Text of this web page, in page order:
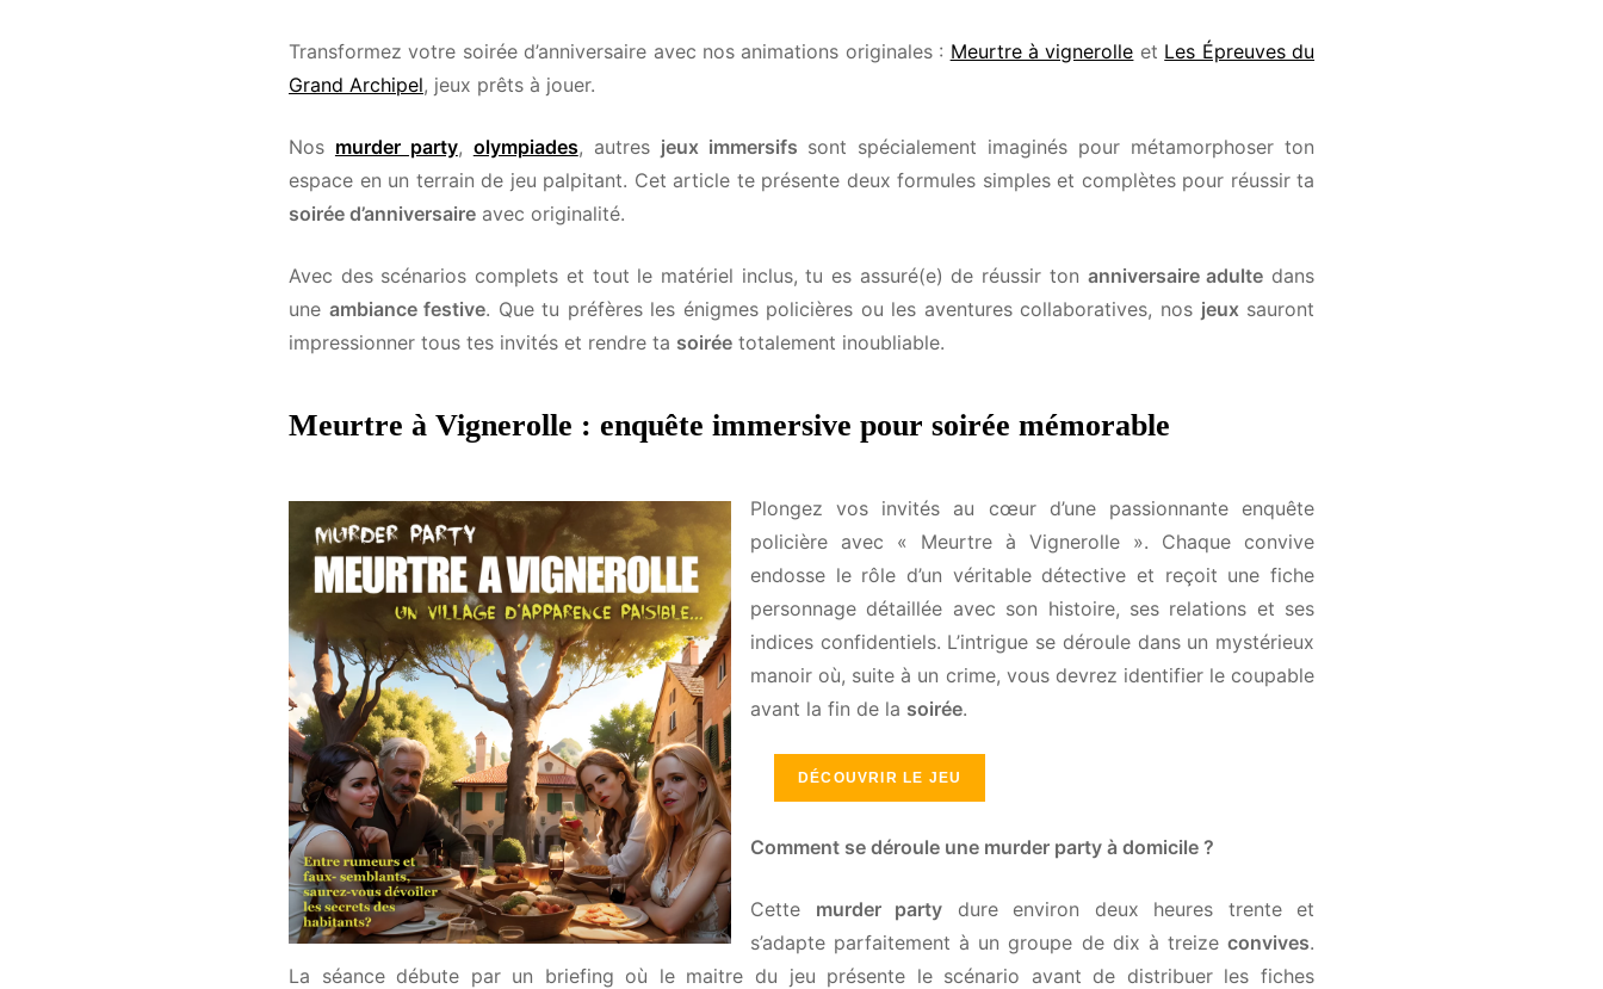
Transformez votre soirée d’anniversaire avec nos animations originales :Meurtre à vignerolleetLes Épreuves du
Grand Archipel, jeux prêts à jouer.
Nos murder party, olympiades, autres jeux immersifssont spécialement imaginés pour métamorphoser ton
espace en un terrain de jeu palpitant. Cet article te présente deux formules simples et complètes pour réussir ta
soirée d’anniversaireavec originalité.
Avec des scénarios complets et tout le matériel inclus, tu es assuré(e) de réussir ton anniversaire adultedans
uneambiance festive. Que tu préfères les énigmes policières ou les aventures collaboratives, nosjeuxsauront
impressionner tous tes invités et rendre tasoiréetotalement inoubliable.
Meurtre à Vignerolle : enquête immersive pour soirée mémorable
Plongez vos invités au cœur d’une passionnante enquête
policière avec « Meurtre à Vignerolle ». Chaque convive
endosse le rôle d’un véritable détective et reçoit une fiche
personnage détaillée avec son histoire, ses relations et ses
indices confidentiels. L’intrigue se déroule dans un mystérieux
manoir où, suite à un crime, vous devrez identifier le coupable
avant la fin de lasoirée.
DÉCOUVRIR LE JEU
Comment se déroule une murder party à domicile ?
Cette murder partydure environ deux heures trente et
s’adapte parfaitement à un groupe de dix à treizeconvives.
La séance débute par un briefing où le maitre du jeu présente le scénario avant de distribuer les fiches